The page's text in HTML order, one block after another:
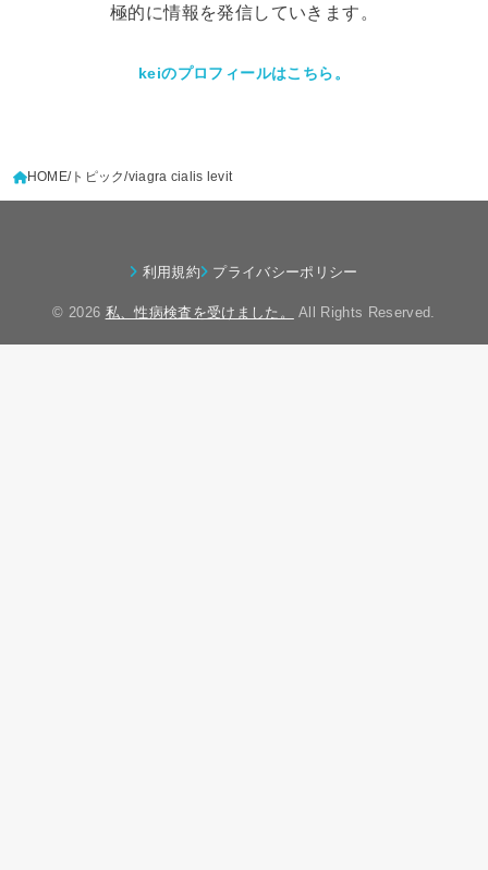
極的に情報を発信していきます。
keiのプロフィールはこちら。
HOME トピック viagra cialis levit
利用規約 プライバシーポリシー
© 2026 私、性病検査を受けました。 All Rights Reserved.